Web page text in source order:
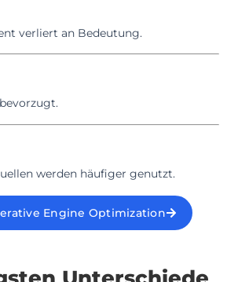
verliert an Bedeutung.
werden häufiger genutzt.
Engine Optimization